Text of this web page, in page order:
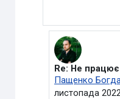
У відповідь на
Re: Не
Пащенко
листопада